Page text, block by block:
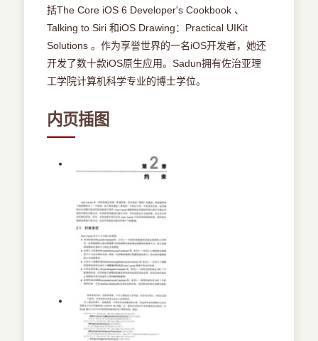
括The Core iOS 6 Developer's Cookbook 、
Talking to Siri 和iOS Drawing：Practical UIKit
Solutions 。作为享誉世界的一名iOS开发者，她还
开发了数十款iOS原生应用。Sadun拥有佐治亚理
工学院计算机科学专业的博士学位。
内页插图